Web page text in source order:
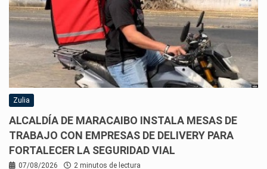
Zulia
ALCALDÍA DE MARACAIBO INSTALA MESAS DE
TRABAJO CON EMPRESAS DE DELIVERY PARA
FORTALECER LA SEGURIDAD VIAL
07/08/2026 2 minutos de lectura